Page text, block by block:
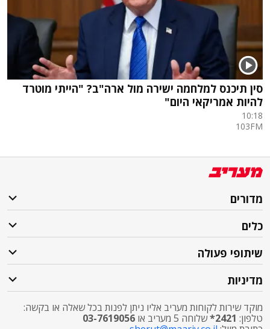
סין תיכנס למלחמה ישירה מול ארה"ב? "הייתי מוטרד
להיות אמריקאי היום"
10:18
103FM
מדורים
כלים
שיתופי פעולה
מדיניות
מוקד שירות לקוחות מעריב אליו ניתן לפנות בכל שאלה או בקשה:
טלפון: 2421* שלוחה 5 מעריב או
03-7619056